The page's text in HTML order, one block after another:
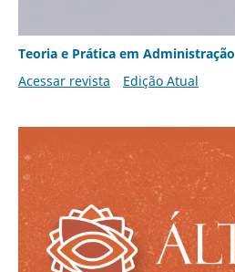
Teoria e Prática em Administração
Acessar revista
Edição Atual